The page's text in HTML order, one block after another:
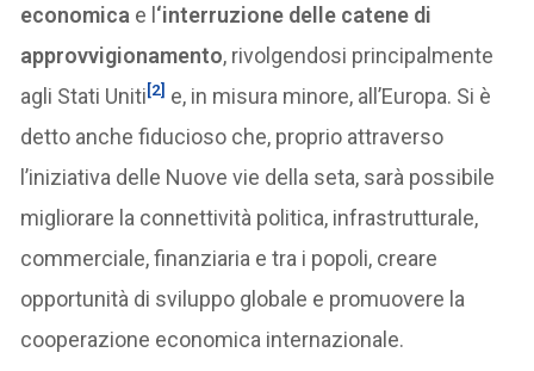
economica e l‘interruzione delle catene di
approvvigionamento, rivolgendosi principalmente
agli Stati Uniti[2] e, in misura minore, all’Europa. Si è
detto anche fiducioso che, proprio attraverso
l’iniziativa delle Nuove vie della seta, sarà possibile
migliorare la connettività politica, infrastrutturale,
commerciale, finanziaria e tra i popoli, creare
opportunità di sviluppo globale e promuovere la
cooperazione economica internazionale.